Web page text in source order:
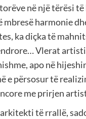
në një tërësi
harmonie
ka diçka të
Vlerat
apo në
e përsosur të
me prirjen
të rrallë,